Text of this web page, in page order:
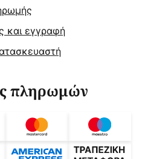
και εγγραφή
πληρωμών